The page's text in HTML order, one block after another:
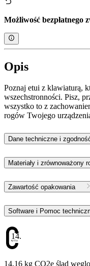
Możliwość bezpłatnego
Opis
Poznaj etui z klawiaturą,
wszechstronności. Pisz,
wszystko to z
rogów Twojego
Dane techniczne i
Materiały i zrównoważony
Zawartość opakowania
Software i Pomoc
14.16
14.16 kg CO2e ślad